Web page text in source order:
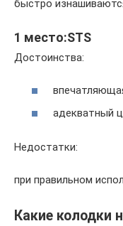
быстро
1 место:STS
Достоинства:
адекватный
Недостатки:
при правильном
Какие колодки